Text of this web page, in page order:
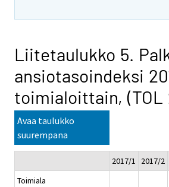
Liitetaulukko 5.
ansiotasoindeksi
toimialoittain, (TOL
Avaa taulukko
suurempana
2017/1 2017/2
Toimiala